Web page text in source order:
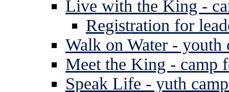
Live with the King -
Registration for
Walk on Water - youth
Meet the King - camp
Speak Life - yuth